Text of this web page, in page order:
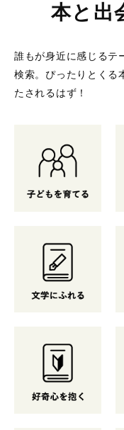
本と出
誰もが身近に感じるテ
検索。 ぴったりとくる
たされるはず！